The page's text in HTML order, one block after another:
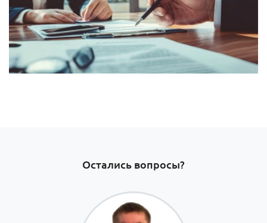
Остались вопросы?